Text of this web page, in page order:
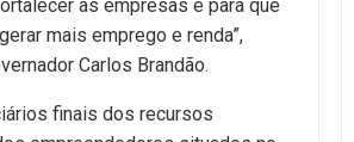
as empresas e para que
mais emprego e renda”,
Carlos Brandão.
finais dos recursos